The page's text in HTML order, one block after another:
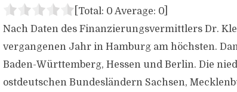
[Total: 0 Average: 0
Nach Daten des Finanzierungsvermittlers Dr.
vergangenen Jahr in Hamburg am höchsten.
Baden-Württemberg, Hessen und Berlin. Die
ostdeutschen Bundesländern Sachsen,